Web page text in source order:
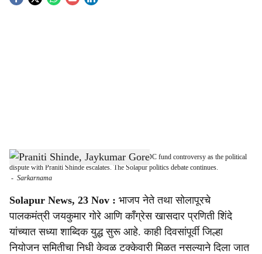
h
r
e
Jaykumar Gore addressing the media over the DPDC fund controversy as the political
dispute with Praniti Shinde escalates. The Solapur politics debate continues.
- Sarkarnama
Solapur News, 23 Nov : भाजप नेते तथा सोलापूरचे
पालकमंत्री जयकुमार गोरे आणि काँग्रेस खासदार प्रणिती शिंदे
यांच्यात सध्या शा‍ब्दिक युद्ध सुरू आहे. काही दिवसांपूर्वी जिल्हा
नियोजन समितीचा निधी केवळ टक्केवारी मिळत नसल्याने दिला जात